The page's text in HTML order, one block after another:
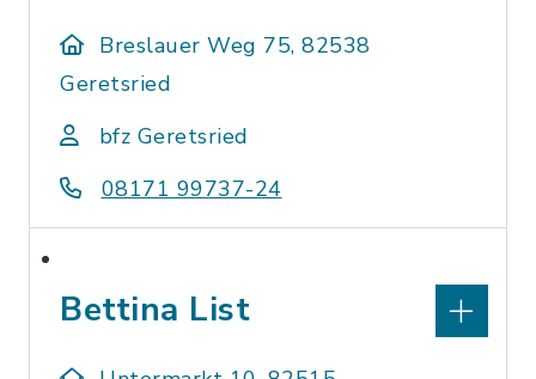
Breslauer Weg 75, 82538
Geretsried
bfz Geretsried
08171 99737-24
Bettina List